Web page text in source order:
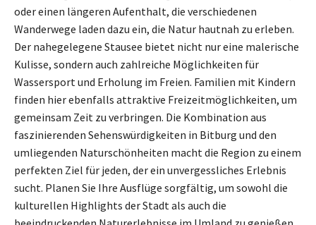
oder einen längeren Aufenthalt, die verschiedenen
Wanderwege laden dazu ein, die Natur hautnah zu erleben.
Der nahegelegene Stausee bietet nicht nur eine malerische
Kulisse, sondern auch zahlreiche Möglichkeiten für
Wassersport und Erholung im Freien. Familien mit Kindern
finden hier ebenfalls attraktive Freizeitmöglichkeiten, um
gemeinsam Zeit zu verbringen. Die Kombination aus
faszinierenden Sehenswürdigkeiten in Bitburg und den
umliegenden Naturschönheiten macht die Region zu einem
perfekten Ziel für jeden, der ein unvergessliches Erlebnis
sucht. Planen Sie Ihre Ausflüge sorgfältig, um sowohl die
kulturellen Highlights der Stadt als auch die